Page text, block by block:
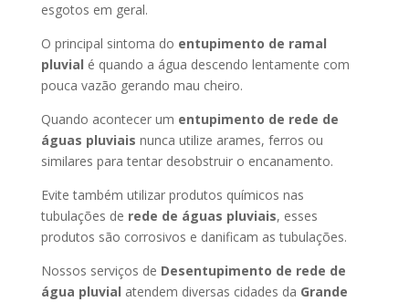
esgotos em geral.
O principal sintoma do entupimento de ramal
pluvial é quando a água descendo lentamente com
pouca vazão gerando mau cheiro.
Quando acontecer um entupimento de rede de
águas pluviais nunca utilize arames, ferros ou
similares para tentar desobstruir o encanamento.
Evite também utilizar produtos químicos nas
tubulações de rede de águas pluviais, esses
produtos são corrosivos e danificam as tubulações.
Nossos serviços de Desentupimento de rede de
água pluvial atendem diversas cidades da Grande